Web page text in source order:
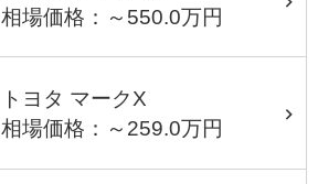
相場価格：～550.0万円
トヨタ マークX
相場価格：～259.0万円